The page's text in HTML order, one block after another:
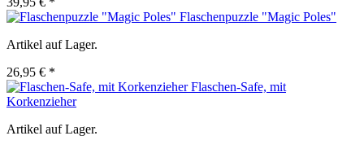
Flaschenpuzzle "Magic Poles"
Artikel auf Lager.
26,95 € *
Flaschen-Safe, mit
Korkenzieher
Artikel auf Lager.